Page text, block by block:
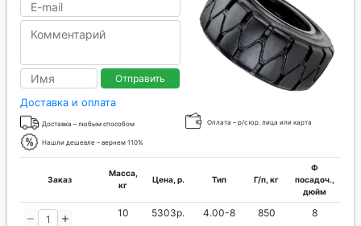
Отправить
Доставка и оплата
Доставка – любым способом Оплата – р/с юр. лица или карта
Нашли дешевле – вернем 110%
Заказ
Масса,
кг
Цена, р. Тип Г/п, кг
Ф
посадоч.,
дюйм
10 5303р. 4.00-8 850 8